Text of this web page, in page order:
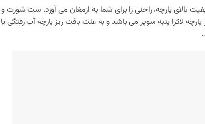
بالای پارچه، راحتی را برای شما به ارمغان می‌ آورد. ست
پارچه لاکرا پنبه سوپر می باشد و به علت بافت ریز پارچه آب رفتگی